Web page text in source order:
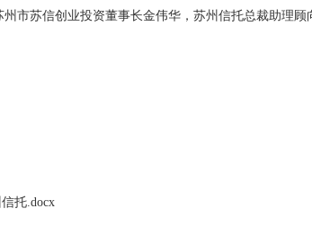
市苏信创业投资董事长金伟华，苏州信托总裁助理顾
托.docx